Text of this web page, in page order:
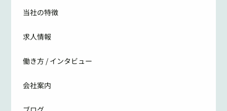
当社の特徴
求人情報
働き方 / インタビュー
会社案内